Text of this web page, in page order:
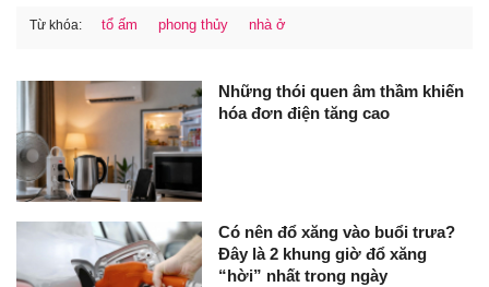
Từ khóa: tổ ấm phong thủy nhà ở
Những thói quen âm thầm khiến
hóa đơn điện tăng cao
Có nên đổ xăng vào buổi trưa?
Đây là 2 khung giờ đổ xăng
“hời” nhất trong ngày